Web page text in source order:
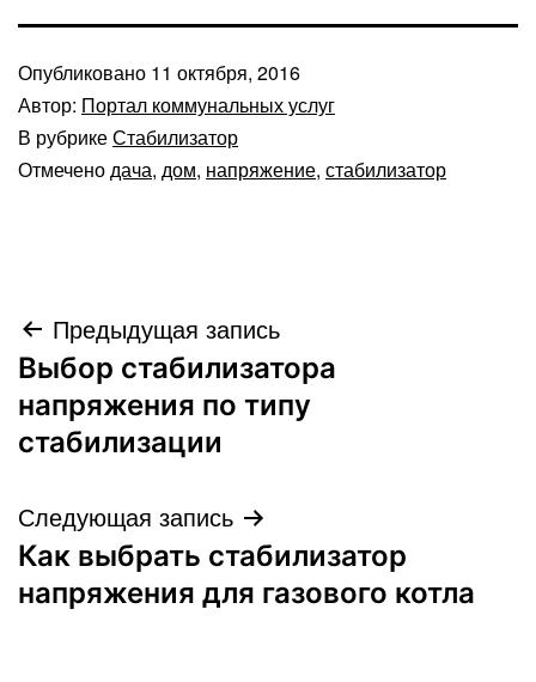
Опубликовано 11 октября, 2016
Автор: Портал коммунальных услуг
В рубрикеСтабилизатор
Отмечено дача, дом, напряжение, стабилизатор
Навигация
по
записям
Предыдущая запись
Выбор стабилизатора
напряжения по типу
стабилизации
Следующая запись
Как выбрать стабилизатор
напряжения для газового котла